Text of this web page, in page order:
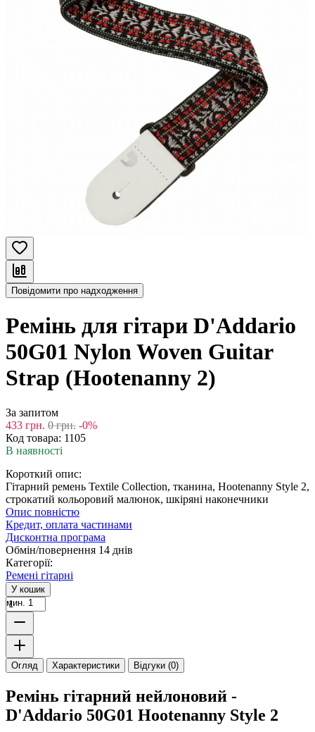
Повідомити про надходження
Ремінь для гітари D'Addario
50G01 Nylon Woven Guitar
Strap (Hootenanny 2)
За запитом
433 грн. 0 грн. -0%
Код товара: 1105
В наявності
Короткий опис:
Гітарний ремень Textile Collection, тканина, Hootenanny Style 2,
строкатий кольоровий малюнок, шкіряні наконечники
Опис повністю
Кредит, оплата частинами
Дисконтна програма
Обмін/повернення 14 днів
Категорії:
Ремені гітарні
У кошик
мин. 1
Огляд Характеристики Відгуки (0)
Ремінь гітарний нейлоновий -
D'Addario 50G01 Hootenanny Style 2